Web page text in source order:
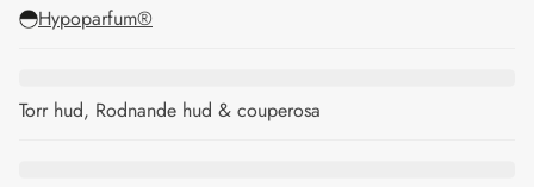
Hypoparfum®
Torr hud, Rodnande hud & couperosa